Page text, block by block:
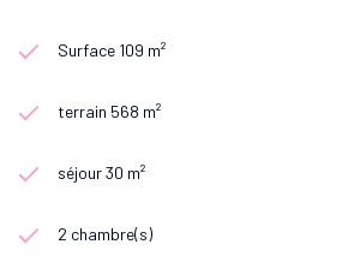
Surface 109 m²
terrain 568 m²
séjour 30 m²
2 chambre(s)